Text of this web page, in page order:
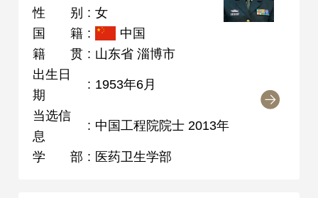
性别 : 女
国籍 :
中国
籍贯 : 山东省 淄博市
出生日
期
: 1953年6月
当选信
息
: 中国工程院院士 2013年
学部 : 医药卫生学部